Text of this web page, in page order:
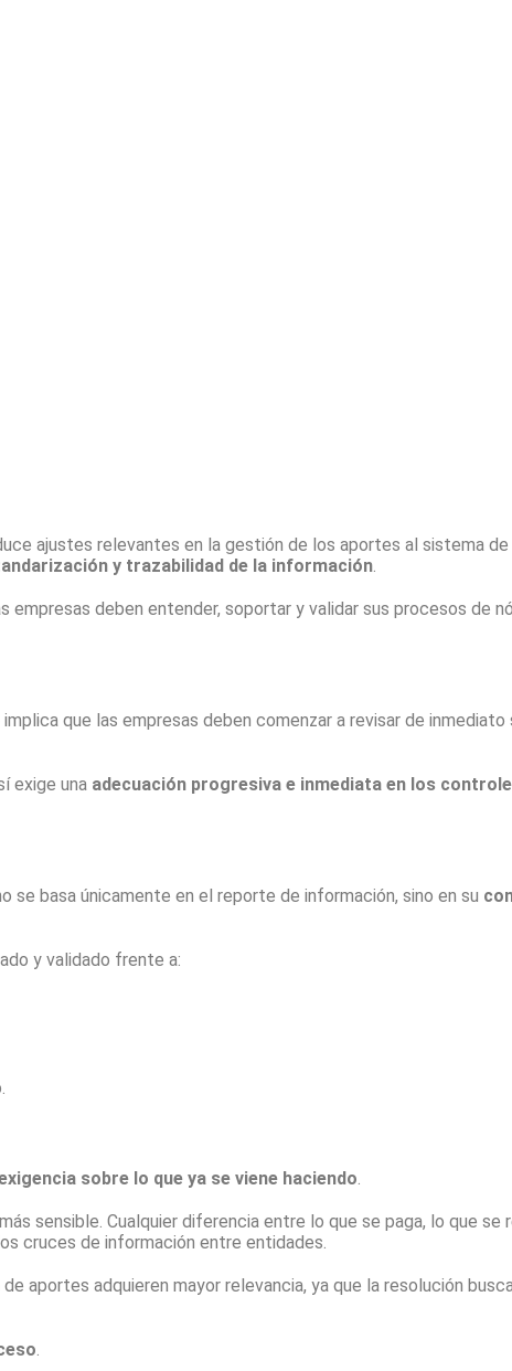
ajustes relevantes en la gestión de los aportes al sistema de
y trazabilidad de la información.
deben entender, soportar y validar sus procesos de
implica que las empresas deben comenzar a revisar de inmediato
exige una adecuación progresiva e inmediata en los
se basa únicamente en el reporte de información, sino en su
y validado frente a:
sobre lo que ya se viene haciendo.
sensible. Cualquier diferencia entre lo que se paga, lo que se
cruces de información entre entidades.
aportes adquieren mayor relevancia, ya que la resolución
.